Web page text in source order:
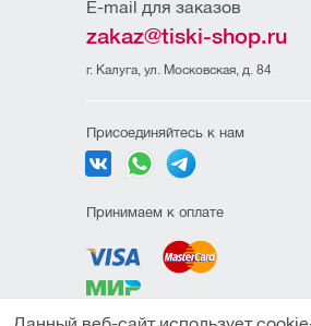
E-mail для заказов
zakaz@tiski-shop.ru
г. Калуга, ул. Московская, д. 84
Присоединяйтесь к нам
Принимаем к оплате